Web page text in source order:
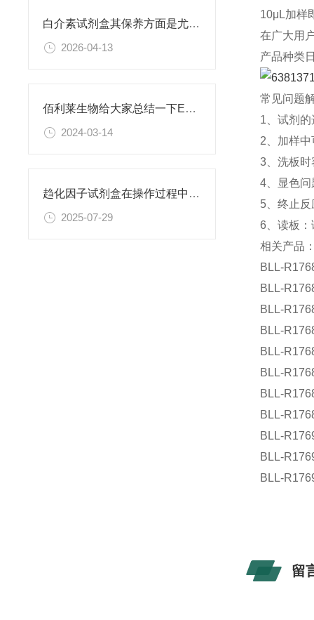
白介素试剂盒其保养方面是尤为讲究的
2026-04-13
佰利莱生物给大家总结一下ELISA筛选及注意事项
2024-03-14
趋化因子试剂盒在操作过程中的关键要点
2025-07-29
10μL加样
在广大用
产品种类
常见问题
1、试剂
2、加样
3、洗板
4、显色
5、终止
6、读板
相关产品
BLL-
BLL-
BLL-
BLL-
BLL-
BLL-
BLL-
BLL-
BLL-
BLL-
BLL-
留